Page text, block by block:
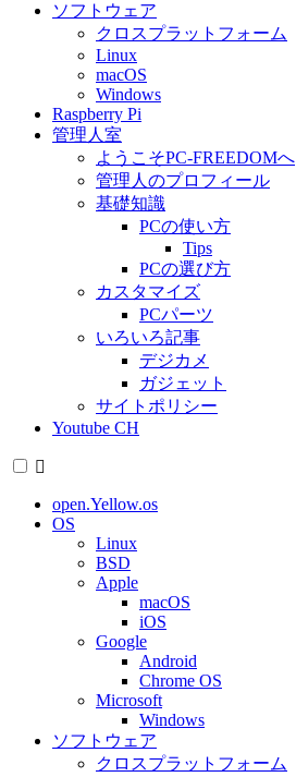
ソフトウェア
クロスプラットフォーム
Linux
macOS
Windows
Raspberry Pi
管理人室
ようこそPC-FREEDOMへ
管理人のプロフィール
基礎知識
PCの使い方
Tips
PCの選び方
カスタマイズ
PCパーツ
いろいろ記事
デジカメ
ガジェット
サイトポリシー
Youtube CH
open.Yellow.os
OS
Linux
BSD
Apple
macOS
iOS
Google
Android
Chrome OS
Microsoft
Windows
ソフトウェア
クロスプラットフォーム